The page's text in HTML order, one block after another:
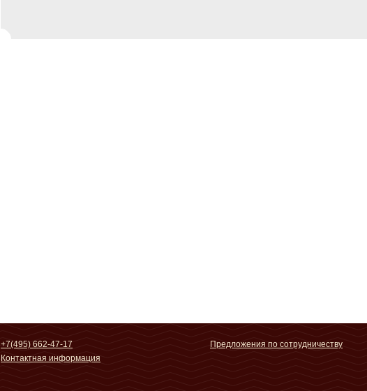
+7(495) 662-47-17
Контактная информация
Предложения по сотрудничеству